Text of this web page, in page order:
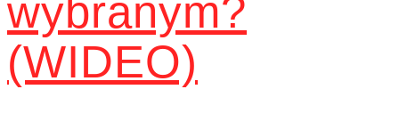
wybranym?
(WIDEO)